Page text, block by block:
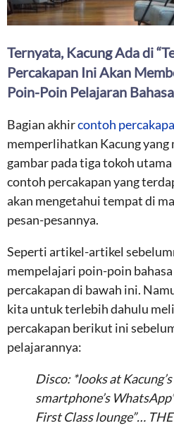
Ternyata, Kacung Ada di
Percakapan Ini Akan
Poin-Poin Pelajaran
Bagian akhircontoh
memperlihatkan Kacung yang
gambar pada tiga tokoh
contoh percakapan yang
akan mengetahui tempat di
pesan-pesannya.
Seperti artikel-artikel
mempelajari poin-poin
percakapan di bawah ini.
kita untuk terlebih dahulu
percakapan berikut ini
pelajarannya:
Disco: *looks at
smartphone’s
First Class lounge”… THE